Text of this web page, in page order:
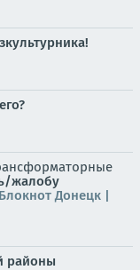
жалобу
Блокнот Донецк |
районы